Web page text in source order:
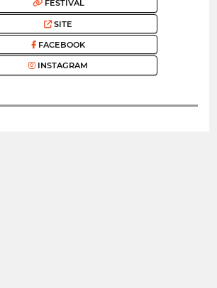
FESTIVAL
SITE
FACEBOOK
INSTAGRAM